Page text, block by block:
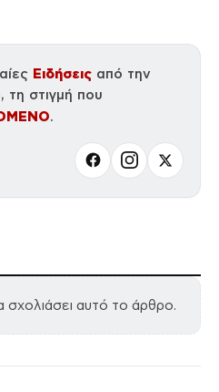
Ειδήσεις από την
τη στιγμή που
.
σχολιάσει αυτό το άρθρο.